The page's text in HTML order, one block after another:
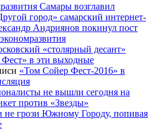
Самары возглавил
город» самарский интернет-
Андриянов покинул пост
«столярный десант»
в эти выходные
«Том Сойер Фест-2016» в
не вышли сегодня на
против «Звезды»
не грози Южному Городу, попивая